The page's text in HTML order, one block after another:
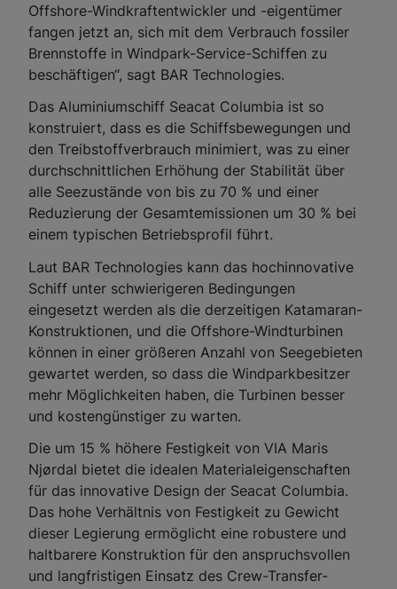
Offshore-Windkraftentwickler und -eigentümer
fangen jetzt an, sich mit dem Verbrauch fossiler
Brennstoffe in Windpark-Service-Schiffen zu
beschäftigen“, sagt BAR Technologies.
Das Aluminiumschiff Seacat Columbia ist so
konstruiert, dass es die Schiffsbewegungen und
den Treibstoffverbrauch minimiert, was zu einer
durchschnittlichen Erhöhung der Stabilität über
alle Seezustände von bis zu 70 % und einer
Reduzierung der Gesamtemissionen um 30 % bei
einem typischen Betriebsprofil führt.
Laut BAR Technologies kann das hochinnovative
Schiff unter schwierigeren Bedingungen
eingesetzt werden als die derzeitigen Katamaran-
Konstruktionen, und die Offshore-Windturbinen
können in einer größeren Anzahl von Seegebieten
gewartet werden, so dass die Windparkbesitzer
mehr Möglichkeiten haben, die Turbinen besser
und kostengünstiger zu warten.
Die um 15 % höhere Festigkeit von VIA Maris
Njørdal bietet die idealen Materialeigenschaften
für das innovative Design der Seacat Columbia.
Das hohe Verhältnis von Festigkeit zu Gewicht
dieser Legierung ermöglicht eine robustere und
haltbarere Konstruktion für den anspruchsvollen
und langfristigen Einsatz des Crew-Transfer-